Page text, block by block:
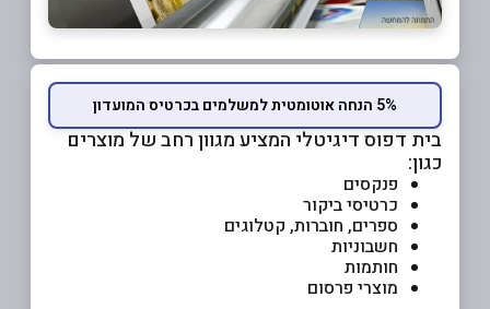
5% הנחה אוטומטית למשלמים בכרטיס המועדון
בית דפוס דיגיטלי המציע מגוון רחב של מוצרים
כגון:
פנקסים
כרטיסי ביקור
ספרים, חוברות, קטלוגים
חשבוניות
חותמות
מוצרי פרסום